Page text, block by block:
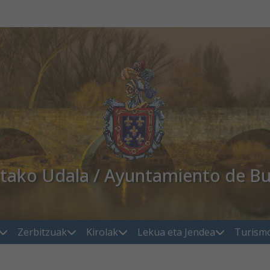
Udala / Ayuntamiento de
Zerbitzuak Kirolak Lekua eta Jendea